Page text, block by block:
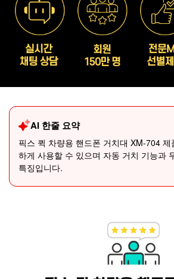
AI 한줄 요약
픽스 퀵 차량용 핸드폰 거치대 XM-704 제
하게 사용할 수 있으며 자동 거치 기능과
특징입니다.